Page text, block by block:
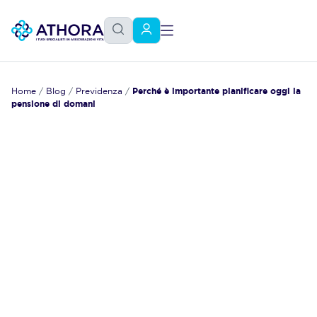
Home / Blog / Previdenza / Perché è importante pianificare oggi la
pensione di domani